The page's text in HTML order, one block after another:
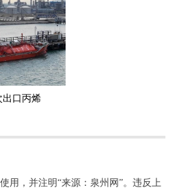
出口丙烯
用，并注明“来源：泉州网”。违反上